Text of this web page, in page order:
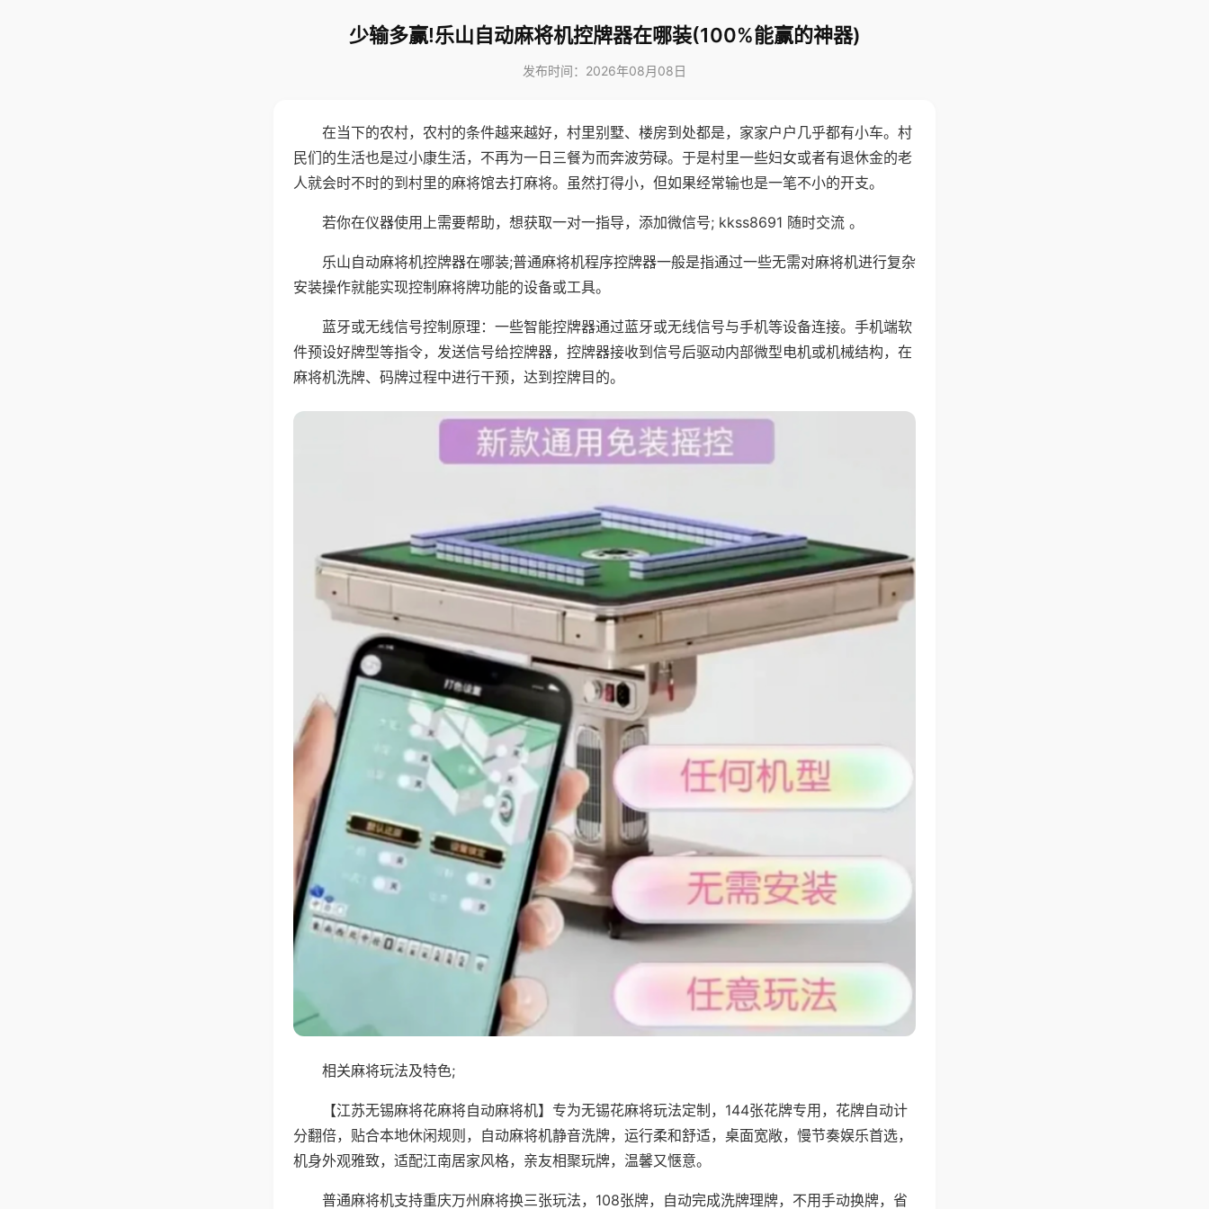
少输多赢!乐山自动麻将机控牌器在哪装(100%能赢的神器)
发布时间：2026年08月08日
在当下的农村，农村的条件越来越好，村里别墅、楼房到处都是，家家户户几乎都有小车。村
民们的生活也是过小康生活，不再为一日三餐为而奔波劳碌。于是村里一些妇女或者有退休金的老
人就会时不时的到村里的麻将馆去打麻将。虽然打得小，但如果经常输也是一笔不小的开支。
若你在仪器使用上需要帮助，想获取一对一指导，添加微信号; kkss8691 随时交流 。
乐山自动麻将机控牌器在哪装;普通麻将机程序控牌器一般是指通过一些无需对麻将机进行复杂
安装操作就能实现控制麻将牌功能的设备或工具。
蓝牙或无线信号控制原理：一些智能控牌器通过蓝牙或无线信号与手机等设备连接。手机端软
件预设好牌型等指令，发送信号给控牌器，控牌器接收到信号后驱动内部微型电机或机械结构，在
麻将机洗牌、码牌过程中进行干预，达到控牌目的。
相关麻将玩法及特色;
【江苏无锡麻将花麻将自动麻将机】专为无锡花麻将玩法定制，144张花牌专用，花牌自动计
分翻倍，贴合本地休闲规则，自动麻将机静音洗牌，运行柔和舒适，桌面宽敞，慢节奏娱乐首选，
机身外观雅致，适配江南居家风格，亲友相聚玩牌，温馨又惬意。
普通麻将机支持重庆万州麻将换三张玩法，108张牌，自动完成洗牌理牌，不用手动换牌，省